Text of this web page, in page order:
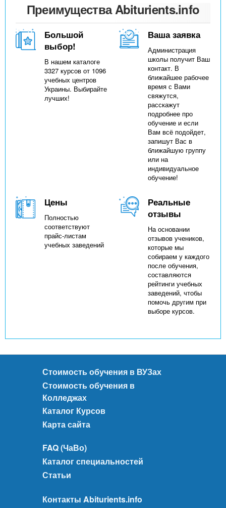
Преимущества Abiturients.info
Большой
выбор!
В нашем каталоге
3327 курсов от 1096
учебных центров
Украины. Выбирайте
лучших!
Ваша заявка
Администрация
школы получит Ваш
контакт. В
ближайшее рабочее
время с Вами
свяжутся,
расскажут
подробнее про
обучение и если
Вам всё подойдет,
запишут Вас в
ближайшую группу
или на
индивидуальное
обучение!
Цены
Полностью
соответствуют
прайс-листам
учебных заведений
Реальные
отзывы
На основании
отзывов учеников,
которые мы
собираем у каждого
после обучения,
составляются
рейтинги учебных
заведений, чтобы
помочь другим при
выборе курсов.
Стоимость обучения в ВУЗах
Стоимость обучения в
Колледжах
Каталог Курсов
Карта сайта
FAQ (ЧаВо)
Каталог специальностей
Статьи
Контакты Abiturients.info